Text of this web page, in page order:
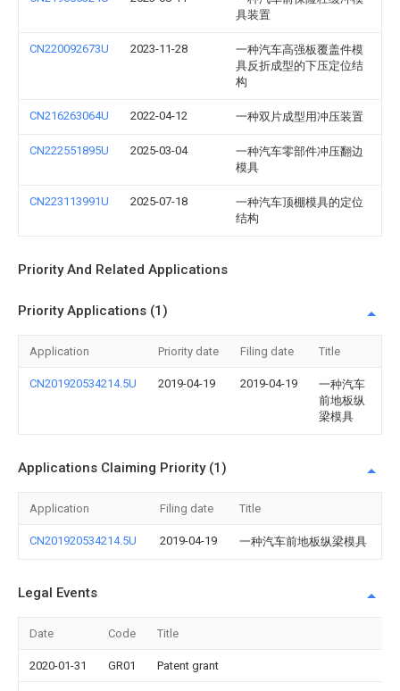
具装置
CN220092673U 2023-11-28
一种汽车高强板覆盖件模
具反折成型的下压定位结
构
CN216263064U 2022-04-12 一种双片成型用冲压装置
CN222551895U 2025-03-04
一种汽车零部件冲压翻边
模具
CN223113991U 2025-07-18
一种汽车顶棚模具的定位
结构
Priority And Related Applications
Priority Applications (1)
Application Priority date Filing date Title
CN201920534214.5U 2019-04-19 2019-04-19
一种汽车
前地板纵
梁模具
Applications Claiming Priority (1)
Application Filing date Title
CN201920534214.5U 2019-04-19 一种汽车前地板纵梁模具
Legal Events
Date Code Title
2020-01-31 GR01 Patent grant